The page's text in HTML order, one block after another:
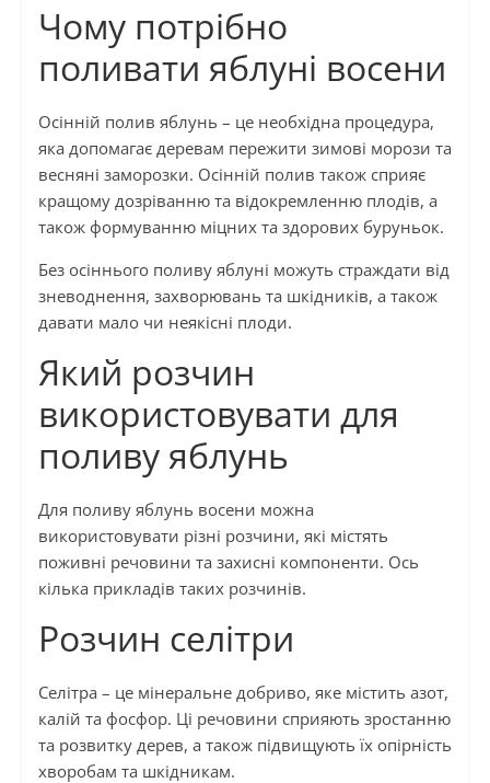
Чому потрібно
поливати яблуні восени
Осінній полив яблунь – це необхідна процедура,
яка допомагає деревам пережити зимові морози та
весняні заморозки. Осінній полив також сприяє
кращому дозріванню та відокремленню плодів, а
також формуванню міцних та здорових буруньок.
Без осіннього поливу яблуні можуть страждати від
зневоднення, захворювань та шкідників, а також
давати мало чи неякісні плоди.
Який розчин
використовувати для
поливу яблунь
Для поливу яблунь восени можна
використовувати різні розчини, які містять
поживні речовини та захисні компоненти. Ось
кілька прикладів таких розчинів.
Розчин селітри
Селітра – це мінеральне добриво, яке містить азот,
калій та фосфор. Ці речовини сприяють зростанню
та розвитку дерев, а також підвищують їх опірність
хворобам та шкідникам.